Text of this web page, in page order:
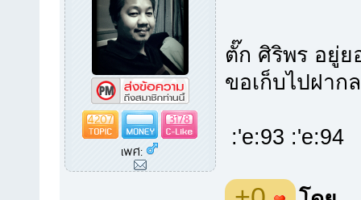
4207
3178
เพศ:
ตั๊ก ศิริพร อยู่
ขอเก็บไปฝา
:'e:93 :'e:94